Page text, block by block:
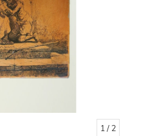
1 / 2